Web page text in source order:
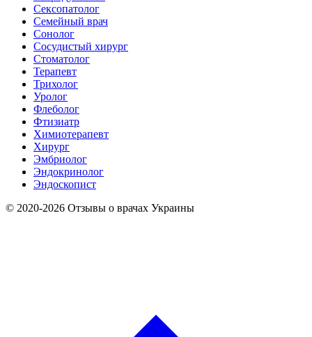
Сексопатолог
Семейный врач
Сонолог
Сосудистый хирург
Стоматолог
Терапевт
Трихолог
Уролог
Флеболог
Фтизиатр
Химиотерапевт
Хирург
Эмбриолог
Эндокринолог
Эндоскопист
© 2020-2026 Отзывы о врачах Украины